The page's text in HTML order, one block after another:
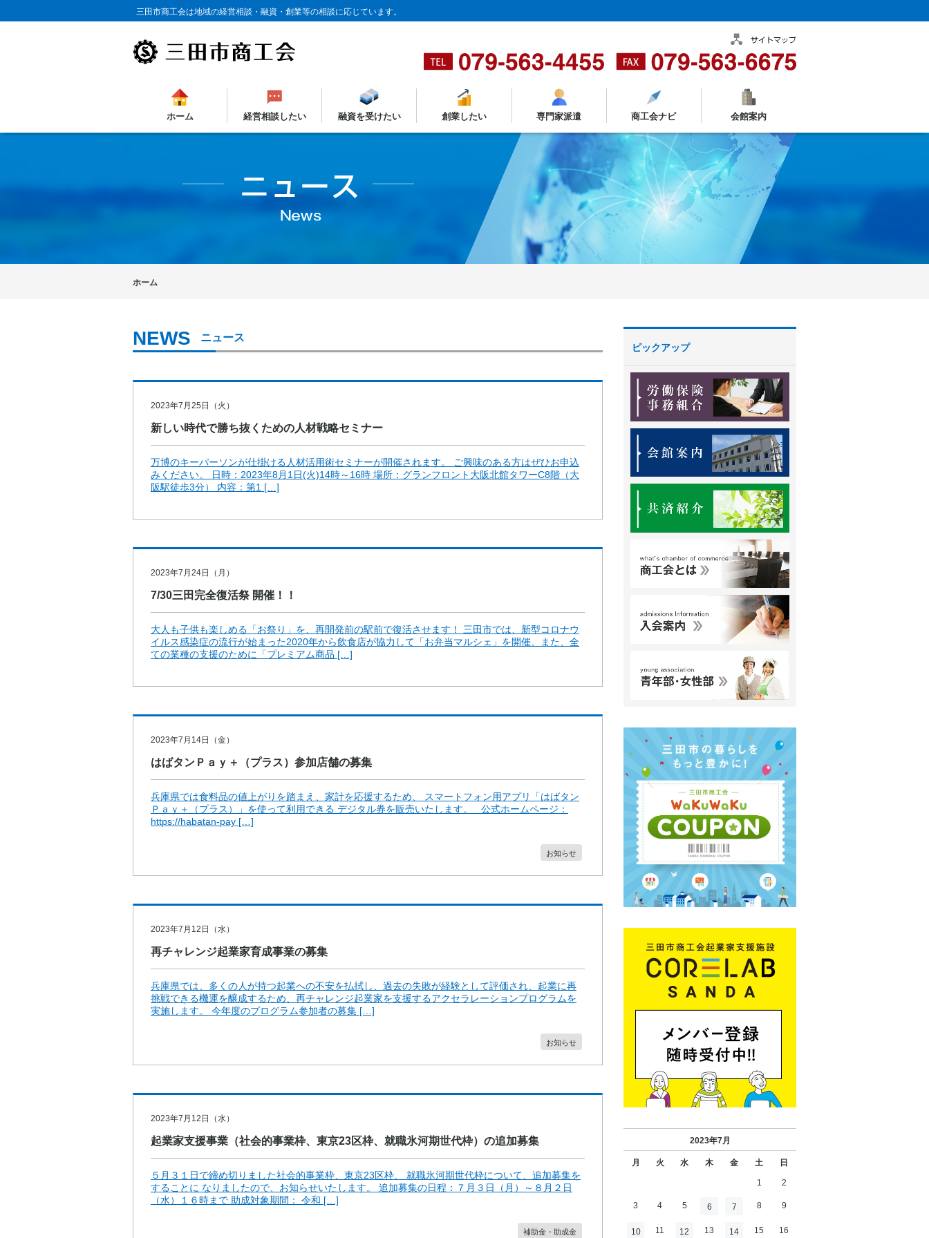
三田市商工会は地域の経営相談・融資・創業等の相談に応じています。
ホーム 経営相談したい 融資を受けたい 創業したい 専門家派遣 商工会ナビ 会館案内
ホーム
ニュース
2023年7月25日（火）
新しい時代で勝ち抜くための人材戦略セミナー
万博のキーパーソンが仕掛ける人材活用術セミナーが開催されます。 ご興味のある方はぜひお申込
みください。 日時：2023年8月1日(火)14時～16時 場所：グランフロント大阪北館タワーC8階（大
阪駅徒歩3分） 内容：第1 […]
2023年7月24日（月）
7/30三田完全復活祭 開催！！
大人も子供も楽しめる「お祭り」を、再開発前の駅前で復活させます！ 三田市では、新型コロナウ
イルス感染症の流行が始まった2020年から飲食店が協力して「お弁当マルシェ」を開催、また、全
ての業種の支援のために「プレミアム商品 […]
2023年7月14日（金）
はばタンＰａｙ＋（プラス）参加店舗の募集
兵庫県では食料品の値上がりを踏まえ、家計を応援するため、 スマートフォン用アプリ「はばタン
Ｐａｙ＋（プラス）」を使って利用できる デジタル券を販売いたします。 公式ホームページ：
https://habatan-pay […]
お知らせ
2023年7月12日（水）
再チャレンジ起業家育成事業の募集
兵庫県では、多くの人が持つ起業への不安を払拭し、過去の失敗が経験として評価され、起業に再
挑戦できる機運を醸成するため、再チャレンジ起業家を支援するアクセラレーションプログラムを
実施します。 今年度のプログラム参加者の募集 […]
お知らせ
2023年7月12日（水）
起業家支援事業（社会的事業枠、東京23区枠、就職氷河期世代枠）の追加募集
５月３１日で締め切りました社会的事業枠、東京23区枠、 就職氷河期世代枠について、追加募集を
することに なりましたので、お知らせいたします。 追加募集の日程：７月３日（月）～８月２日
（水）１６時まで 助成対象期間： 令和 […]
補助金・助成金
ピックアップ
2023年7月
月 火 水 木 金 土 日
1 2
3 4 5 6 7 8 9
10 11 12 13 14 15 16